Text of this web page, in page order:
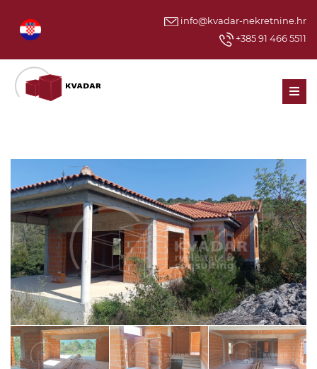
info@kvadar-nekretnine.hr
+385 91 466 5511